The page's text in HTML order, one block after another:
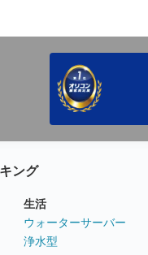
ング
生活
ウォーターサーバー
浄水型